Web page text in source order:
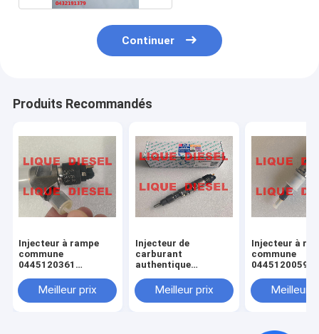
Continuer
Produits Recommandés
Injecteur à rampe
commune
0445120361
120 361 5801479314
Meilleur prix
Injecteur de
carburant
authentique
0445120290 0 445
120 290 L4700-
Meilleur prix
Injecteur à
commune
0445120059
120 059 0 445
231 pour
Meilleur